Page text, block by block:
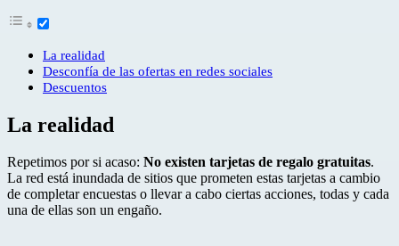
La realidad
Desconfía de las ofertas en redes sociales
Descuentos
La realidad
Repetimos por si acaso: No existen tarjetas de regalo gratuitas.
La red está inundada de sitios que prometen estas tarjetas a cambio
de completar encuestas o llevar a cabo ciertas acciones, todas y cada
una de ellas son un engaño.